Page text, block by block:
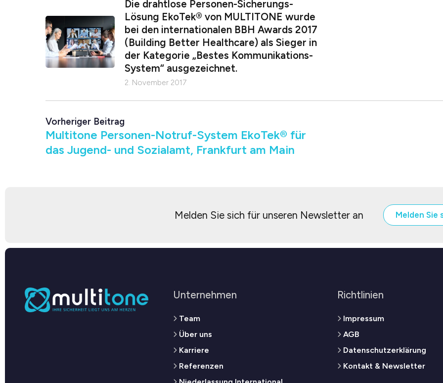
Die drahtlose Personen-Sicherungs-
Lösung EkoTek® von MULTITONE wurde
bei den internationalen BBH Awards 2017
(Building Better Healthcare) als Sieger in
der Kategorie „Bestes Kommunikations-
System“ ausgezeichnet.
2. November 2017
Vorheriger Beitrag
Multitone Personen-Notruf-System EkoTek® für
das Jugend- und Sozialamt, Frankfurt am Main
Melden Sie sich für unseren Newsletter an Melden Sie
Unternehmen
Team
Über uns
Karriere
Referenzen
Richtlinien
Impressum
AGB
Datenschutzerklärung
Kontakt & Newsletter